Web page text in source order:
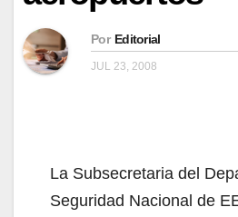
Por Editorial
JUL 23, 2008
La Subsecretaria del
Seguridad Nacional de